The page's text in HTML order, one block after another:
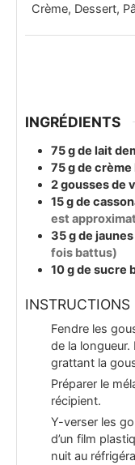
Crème, Dessert,
INGRÉDIENTS
75gde lait
75gde crème
2goussesde
15gde
est
35gde
fois battus)
10gde sucre
INSTRUCTIONS
Fendre les
de la longueur.
grattant la
Préparer le
récipient.
Y-verser les
d’un film
nuit au